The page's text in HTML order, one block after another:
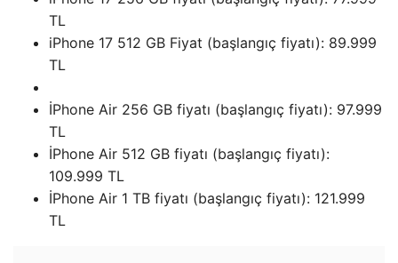
TL
iPhone 17 512 GB Fiyat (başlangıç ​​fiyatı): 89.999
TL
İPhone Air 256 GB fiyatı (başlangıç ​​fiyatı): 97.999
TL
İPhone Air 512 GB fiyatı (başlangıç ​​fiyatı):
109.999 TL
İPhone Air 1 TB fiyatı (başlangıç ​​fiyatı): 121.999
TL